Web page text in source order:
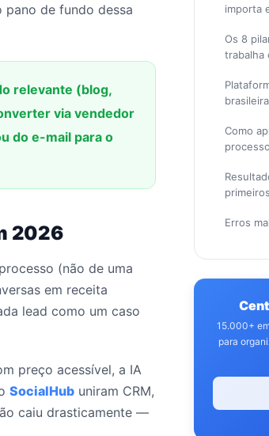
de fundo dessa
relevante (blog,
via vendedor
do e-mail para o
2026
(não de uma
em receita
lead como um caso
preço acessível, a IA
SocialHub uniram CRM,
caiu drasticamente —
importa
Os 8
trabalha
Como
Erros
15.000+
para